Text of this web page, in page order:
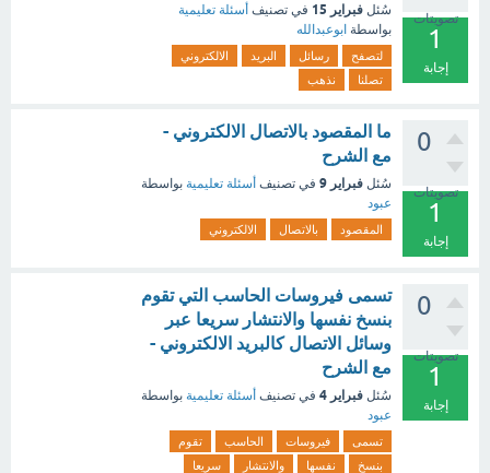
تصويتات
1
إجابة
سُئل فبراير 15 في تصنيف أسئلة تعليمية
بواسطة ابوعبدالله
لتصفح رسائل البريد
الالكتروني
تصلنا
نذهب
0
تصويتات
1
إجابة
ما المقصود بالاتصال الالكتروني -
مع الشرح
سُئل فبراير 9 في تصنيف أسئلة تعليمية بواسطة
عبود
المقصود بالاتصال الالكتروني
0
تصويتات
1
إجابة
تسمى فيروسات الحاسب التي تقوم
بنسخ نفسها والانتشار سريعا عبر
وسائل الاتصال كالبريد الالكتروني -
مع الشرح
سُئل فبراير 4 في تصنيف أسئلة تعليمية بواسطة
عبود
تسمى فيروسات الحاسب
تقوم
بنسخ
نفسها والانتشار
سريعا